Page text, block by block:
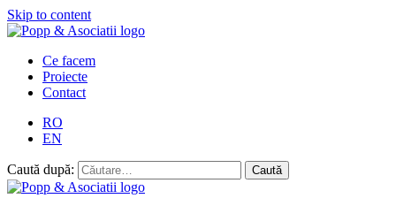
Skip to content
Ce facem
Proiecte
Contact
RO
EN
Caută după: